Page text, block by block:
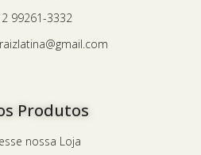
99261-3332
Produtos
nossa Loja